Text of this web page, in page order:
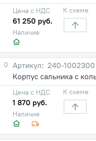
Наличие
Цена с НДС
61 250 руб.
К схеме
0
240-1002300
Корпус сальника с
Наличие
Цена с НДС
1 870 руб.
К схеме